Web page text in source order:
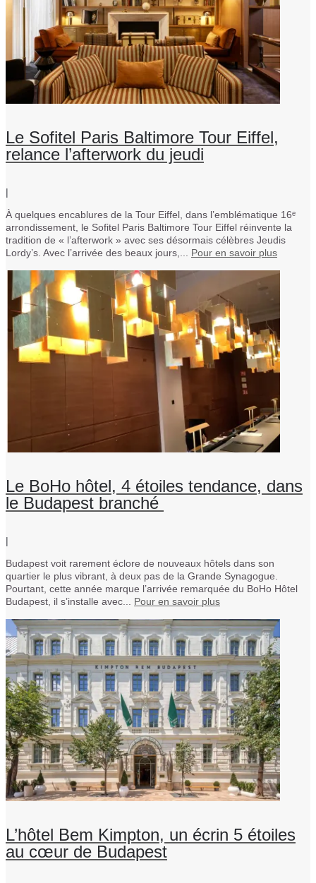
Le Sofitel Paris Baltimore Tour Eiffel,
relance l’afterwork du jeudi
|
À quelques encablures de la Tour Eiffel, dans l’emblématique 16ᵉ
arrondissement, le Sofitel Paris Baltimore Tour Eiffel réinvente la
tradition de « l’afterwork » avec ses désormais célèbres Jeudis
Lordy’s. Avec l’arrivée des beaux jours,... Pour en savoir plus
Le BoHo hôtel, 4 étoiles tendance, dans
le Budapest branché
|
Budapest voit rarement éclore de nouveaux hôtels dans son
quartier le plus vibrant, à deux pas de la Grande Synagogue.
Pourtant, cette année marque l’arrivée remarquée du BoHo Hôtel
Budapest, il s’installe avec... Pour en savoir plus
L’hôtel Bem Kimpton, un écrin 5 étoiles
au cœur de Budapest